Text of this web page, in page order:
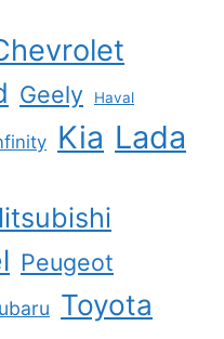
Geely Haval
Kia Lada
Peugeot
Toyota